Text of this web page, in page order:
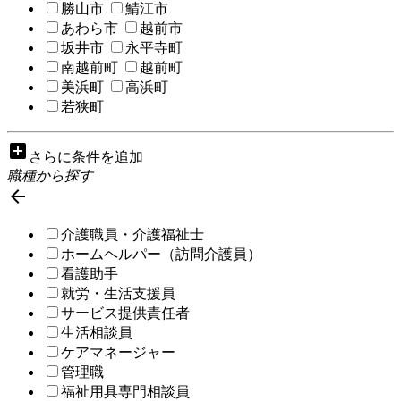
勝山市
鯖江市
あわら市
越前市
坂井市
永平寺町
南越前町
越前町
美浜町
高浜町
若狭町
add_box さらに条件を追加
職種から探す

介護職員・介護福祉士
ホームヘルパー（訪問介護員）
看護助手
就労・生活支援員
サービス提供責任者
生活相談員
ケアマネージャー
管理職
福祉用具専門相談員